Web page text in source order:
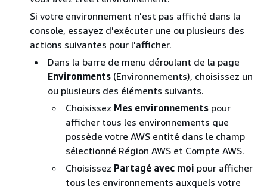
Si votre environnement n'est pas affiché dans la
console, essayez d'exécuter une ou plusieurs des
actions suivantes pour l'afficher.
Dans la barre de menu déroulant de la page
Environments (Environnements), choisissez un
ou plusieurs des éléments suivants.
Choisissez Mes environnements pour
afficher tous les environnements que
possède votre AWS entité dans le champ
sélectionné Région AWS et Compte AWS.
Choisissez Partagé avec moi pour afficher
tous les environnements auxquels votre